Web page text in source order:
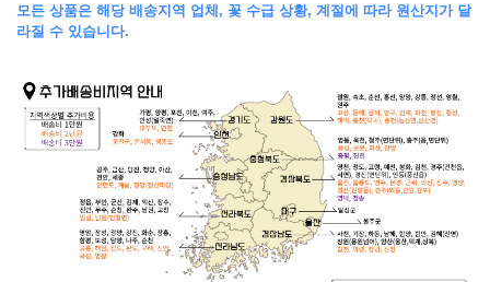
모든 상품은 해당 배송지역 업체, 꽃 수급 상황, 계절에 따라 원산지가 달
라질 수 있습니다.